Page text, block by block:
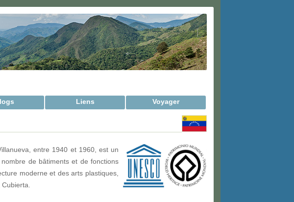
Liens Voyager
entre 1940 et 1960, est un
de bâtiments et de fonctions
moderne et des arts plastiques,